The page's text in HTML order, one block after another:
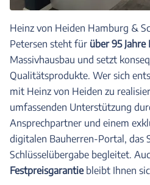
Heinz von Heiden Hamburg &
Petersen steht für über 95
Massivhausbau und setzt
Qualitätsprodukte. Wer sich
mit Heinz von Heiden zu
umfassenden Unterstützung
Ansprechpartner und einem
digitalen Bauherren-Portal, das
Schlüsselübergabe begleitet.
Festpreisgarantiebleibt Ihnen